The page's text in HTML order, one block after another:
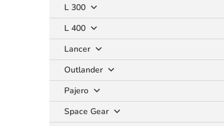
L 300
L 400
Lancer
Outlander
Pajero
Space Gear